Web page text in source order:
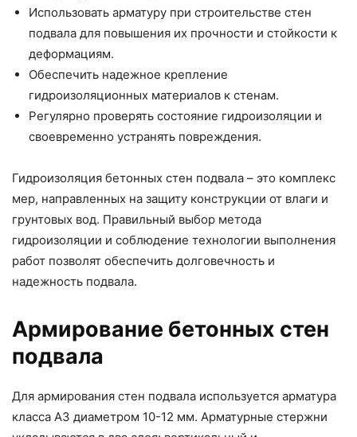
Использовать арматуру при строительстве стен
подвала для повышения их прочности и стойкости к
деформациям.
Обеспечить надежное крепление
гидроизоляционных материалов к стенам.
Регулярно проверять состояние гидроизоляции и
своевременно устранять повреждения.
Гидроизоляция бетонных стен подвала – это комплекс
мер, направленных на защиту конструкции от влаги и
грунтовых вод. Правильный выбор метода
гидроизоляции и соблюдение технологии выполнения
работ позволят обеспечить долговечность и
надежность подвала.
Армирование бетонных стен
подвала
Для армирования стен подвала используется арматура
класса А3 диаметром 10-12 мм. Арматурные стержни